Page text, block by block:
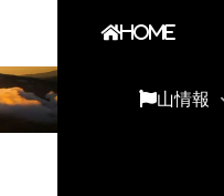
HOME
山情報